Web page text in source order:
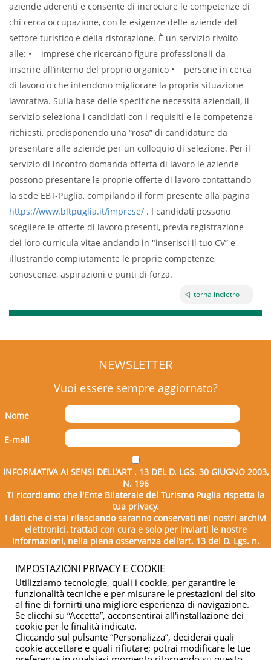
aziende aderenti e consente di incrociare le competenze di
chi cerca occupazione, con le esigenze delle aziende del
settore turistico e della ristorazione. È un servizio rivolto
alle: • imprese che ricercano figure professionali da
inserire all’interno del proprio organico • persone in cerca
di lavoro o che intendono migliorare la propria situazione
lavorativa. Sulla base delle specifiche necessità aziendali, il
servizio seleziona i candidati con i requisiti e le competenze
richiesti, predisponendo una “rosa” di candidature da
presentare alle aziende per un colloquio di selezione. Per il
servizio di incontro domanda offerta di lavoro le aziende
possono presentare le proprie offerte di lavoro contattando
la sede EBT-Puglia, compilando il form presente alla pagina
https://www.bltpuglia.it/imprese/ . I candidati possono
scegliere le offerte di lavoro presenti, previa registrazione
dei loro curricula vitae andando in "inserisci il tuo CV” e
illustrando compiutamente le proprie competenze,
conoscenze, aspirazioni e punti di forza.
torna indietro
NEWSLETTER
Vuoi essere sempre aggiornato?
Nome
E-mail
INFORMATIVA AI SENSI DELL’ART . 13 DEL D. LGS. 30 GIUGNO 2003,
N. 196
Ti ricordiamo che l'Ente Bilaterale del Turismo Puglia rispetta la
tua privacy.
I dati che ci stai rilasciando saranno conservati nei nostri archivi
elettronici, trattati con cura e solo per inviarti le nostre
informazioni, nella piena osservanza dell'art. 13 del D. Lgs. n.
196/2003.
Copyright © 2026 - Ente Bilaterale del Turismo Puglia - C.F.
IMPOSTAZIONI PRIVACY E COOKIE
Utilizziamo tecnologie, quali i cookie, per garantire le
funzionalità tecniche e per misurare le prestazioni del sito
al fine di fornirti una migliore esperienza di navigazione.
Se clicchi su “Accetta”, acconsentirai all'installazione dei
cookie per le finalità indicate.
Cliccando sul pulsante “Personalizza”, deciderai quali
cookie accettare e quali rifiutare; potrai modificare le tue